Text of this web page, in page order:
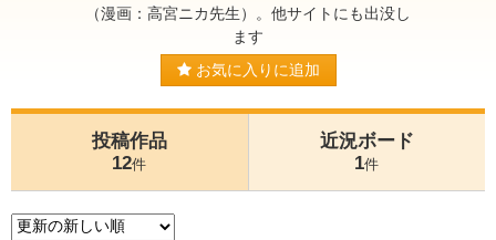
（漫画：高宮ニカ先生）。他サイトにも出没し
ます
お気に入りに追加
投稿作品
12件
近況ボード
1件